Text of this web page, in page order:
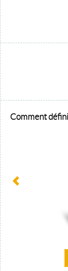
Comment